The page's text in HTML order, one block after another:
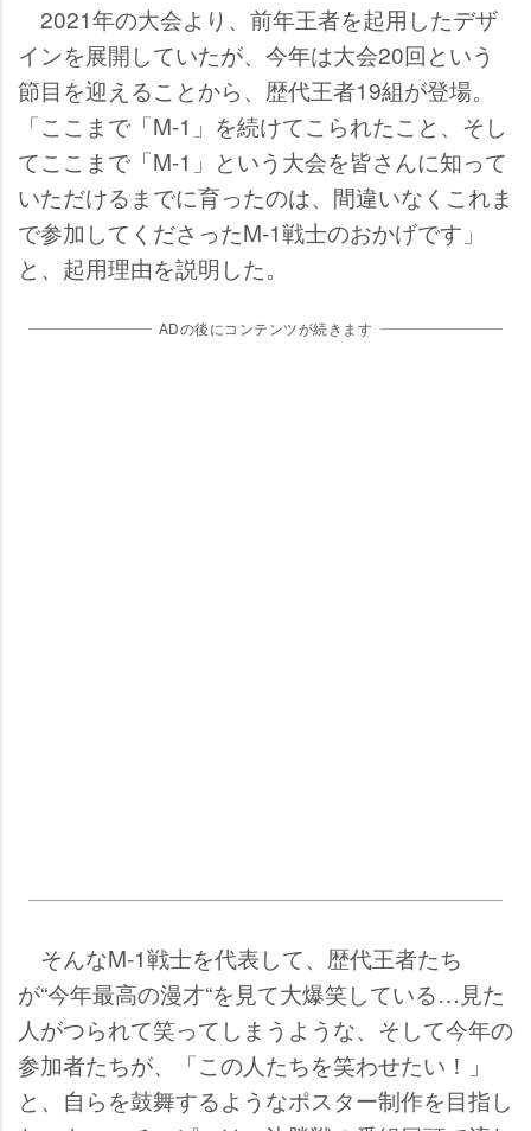
2021年の大会より、前年王者を起用したデザ
インを展開していたが、今年は大会20回という
節目を迎えることから、歴代王者19組が登場。
「ここまで「M-1」を続けてこられたこと、そし
てここまで「M-1」という大会を皆さんに知って
いただけるまでに育ったのは、間違いなくこれま
で参加してくださったM-1戦士のおかげです」
と、起用理由を説明した。
ADの後にコンテンツが続きます
そんなM-1戦士を代表して、歴代王者たち
が“今年最高の漫才“を見て大爆笑している…見た
人がつられて笑ってしまうような、そして今年の
参加者たちが、「この人たちを笑わせたい！」
と、自らを鼓舞するようなポスター制作を目指し